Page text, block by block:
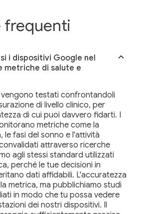
frequenti
i dispositivi Google nel
metriche di salute e
testati confrontandoli
di livello clinico, per
di cui puoi davvero fidarti. I
metriche come la
le fasi del sonno e l'attività
attraverso ricerche
agli stessi standard utilizzati
perché le tue decisioni in
dati affidabili. L'accuratezza
metrica, ma pubblichiamo studi
in modo che tu possa vedere
dei nostri dispositivi. Il